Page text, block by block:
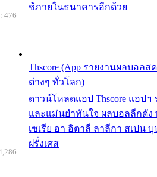
ช้ภายในธนาคารอีกด้วย
Thscore (App รายงานผลบอล
ต่างๆ ทั่วโลก)
ดาวน์โหลดแอป Thscore แอปฯ
และแม่นยำทันใจ ผลบอลลีกดัง
เซเรีย อา อิตาลี ลาลีกา สเปน
ฝรั่งเศส
476